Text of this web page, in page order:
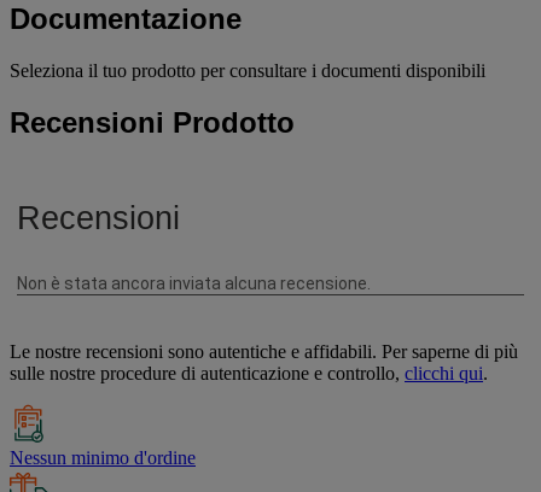
Documentazione
Seleziona il tuo prodotto per consultare i documenti disponibili
Recensioni Prodotto
Le nostre recensioni sono autentiche e affidabili. Per saperne di più
sulle nostre procedure di autenticazione e controllo, clicchi qui.
Nessun minimo d'ordine